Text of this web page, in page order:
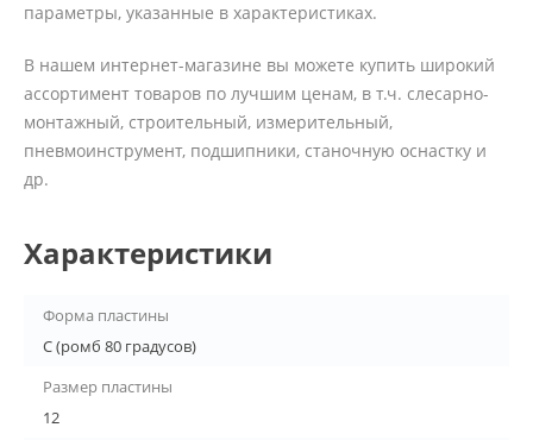
параметры, указанные в характеристиках.
В нашем интернет-магазине вы можете купить широкий
ассортимент товаров по лучшим ценам, в т.ч. слесарно-
монтажный, строительный, измерительный,
пневмоинструмент, подшипники, станочную оснастку и
др.
Характеристики
Форма пластины
C (ромб 80 градусов)
Размер пластины
12